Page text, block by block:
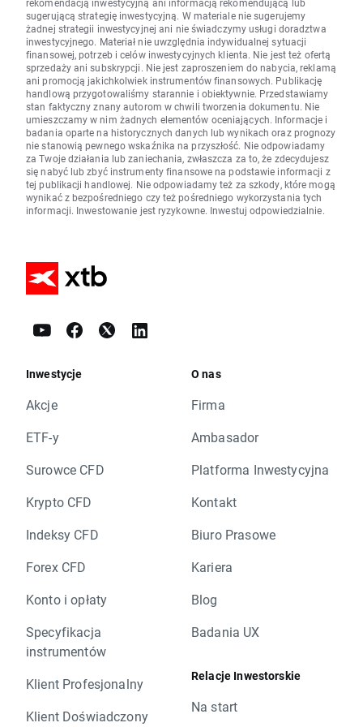
rekomendacją inwestycyjną ani informacją rekomendującą lub
sugerującą strategię inwestycyjną. W materiale nie sugerujemy
żadnej strategii inwestycyjnej ani nie świadczymy usługi doradztwa
inwestycyjnego. Materiał nie uwzględnia indywidualnej sytuacji
finansowej, potrzeb i celów inwestycyjnych klienta. Nie jest też ofertą
sprzedaży ani subskrypcji. Nie jest zaproszeniem do nabycia, reklamą
ani promocją jakichkolwiek instrumentów finansowych. Publikację
handlową przygotowaliśmy starannie i obiektywnie. Przedstawiamy
stan faktyczny znany autorom w chwili tworzenia dokumentu. Nie
umieszczamy w nim żadnych elementów oceniających. Informacje i
badania oparte na historycznych danych lub wynikach oraz prognozy
nie stanowią pewnego wskaźnika na przyszłość. Nie odpowiadamy
za Twoje działania lub zaniechania, zwłaszcza za to, że zdecydujesz
się nabyć lub zbyć instrumenty finansowe na podstawie informacji z
tej publikacji handlowej. Nie odpowiadamy też za szkody, które mogą
wynikać z bezpośredniego czy też pośredniego wykorzystania tych
informacji. Inwestowanie jest ryzykowne. Inwestuj odpowiedzialnie.
Inwestycje
Akcje
ETF-y
Surowce CFD
Krypto CFD
Indeksy CFD
Forex CFD
Konto i opłaty
Specyfikacja
instrumentów
Klient Profesjonalny
Klient Doświadczony
O nas
Firma
Ambasador
Platforma Inwestycyjna
Kontakt
Biuro Prasowe
Kariera
Blog
Badania UX
Relacje Inwestorskie
Na start